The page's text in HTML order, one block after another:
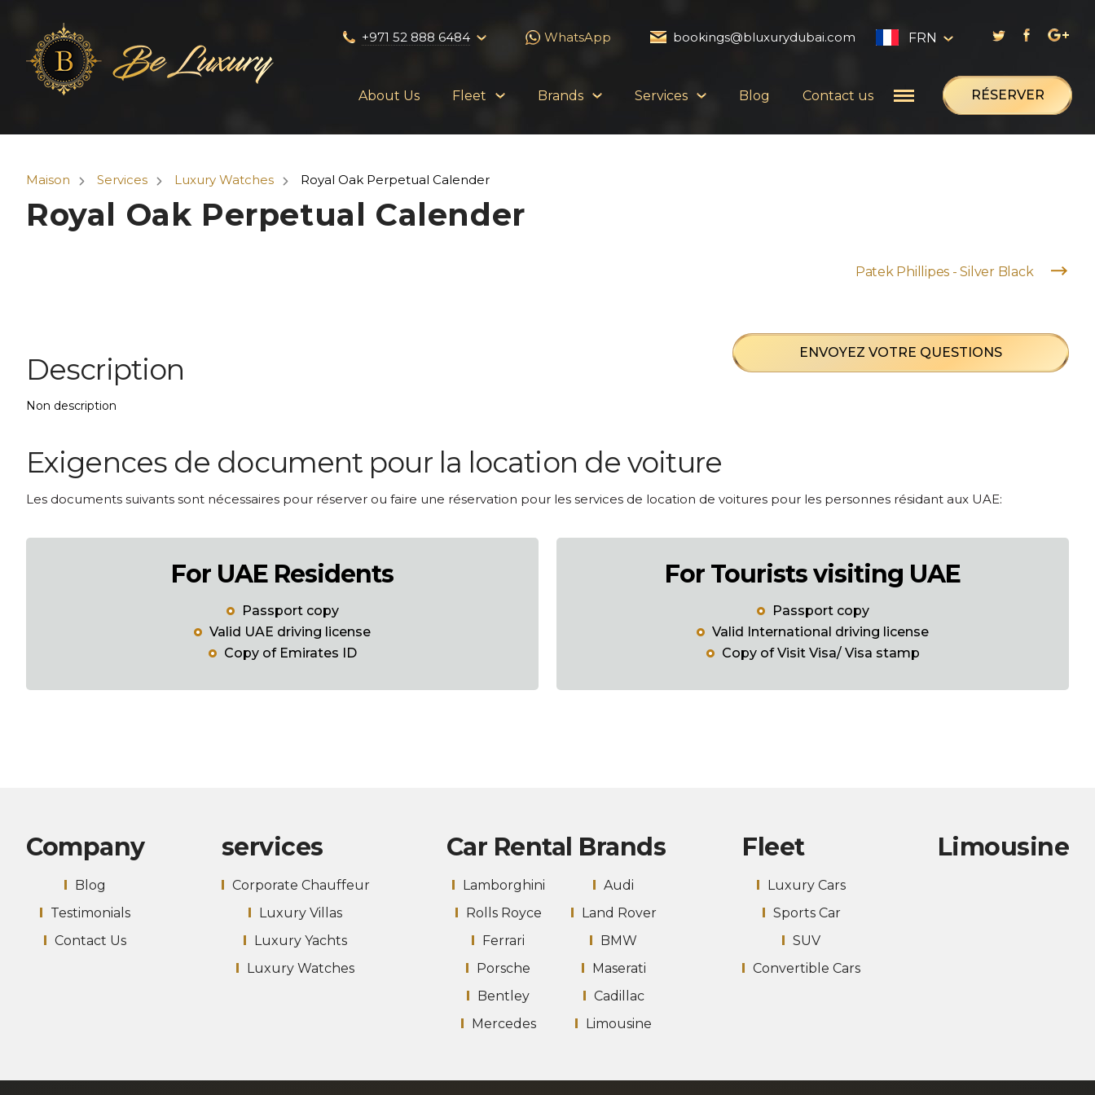
+971 52 888 6484 WhatsApp bookings@bluxurydubai.com FRN
English
العربية
About Us Fleet Brands Services Blog Contact us RÉSERVER
Maison Services Luxury Watches Royal Oak Perpetual Calender
Royal Oak Perpetual Calender
Patek Phillipes - Silver Black
Description
Non description
ENVOYEZ VOTRE QUESTIONS
Exigences de document pour la location de voiture
Les documents suivants sont nécessaires pour réserver ou faire une réservation pour les services de location de voitures pour les personnes résidant aux UAE:
For UAE Residents
Passport copy
Valid UAE driving license
Copy of Emirates ID
For Tourists visiting UAE
Passport copy
Valid International driving license
Copy of Visit Visa/ Visa stamp
Company
Blog
Testimonials
Contact Us
services
Corporate Chauffeur
Luxury Villas
Luxury Yachts
Luxury Watches
Car Rental Brands
Lamborghini
Rolls Royce
Ferrari
Porsche
Bentley
Mercedes
Audi
Land Rover
BMW
Maserati
Cadillac
Limousine
Fleet
Luxury Cars
Sports Car
SUV
Convertible Cars
Limousine